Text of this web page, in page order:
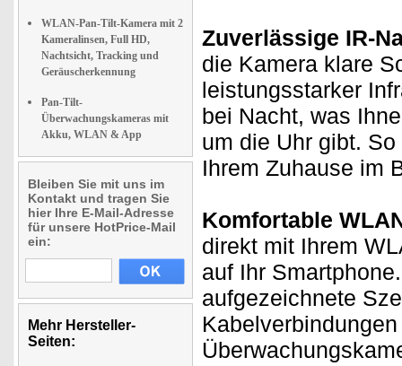
WLAN-Pan-Tilt-Kamera mit 2
Kameralinsen, Full HD,
Nachtsicht, Tracking und
Geräuscherkennung
Pan-Tilt-
Überwachungskameras mit
Akku, WLAN & App
Bleiben Sie mit uns im
Kontakt und tragen Sie
hier Ihre E-Mail-Adresse
für unsere HotPrice-Mail
ein:
Mehr Hersteller-
Seiten:
Zuverlässige IR-
die Kamera klare
leistungsstarker
bei Nacht, was
um die Uhr gibt.
Ihrem Zuhause im
Komfortable
direkt mit Ihrem
auf Ihr
aufgezeichnete